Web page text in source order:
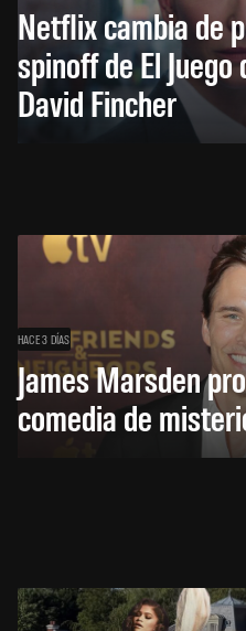
Netflix cambia de
spinoff de El
David Fincher
HACE 3 DÍAS
James Marsden
comedia de